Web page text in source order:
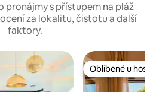
pronájmy s přístupem na pláž
za lokalitu, čistotu a další
faktory.
u hostů Oblíbené u hostů
Oblíbené u hostů